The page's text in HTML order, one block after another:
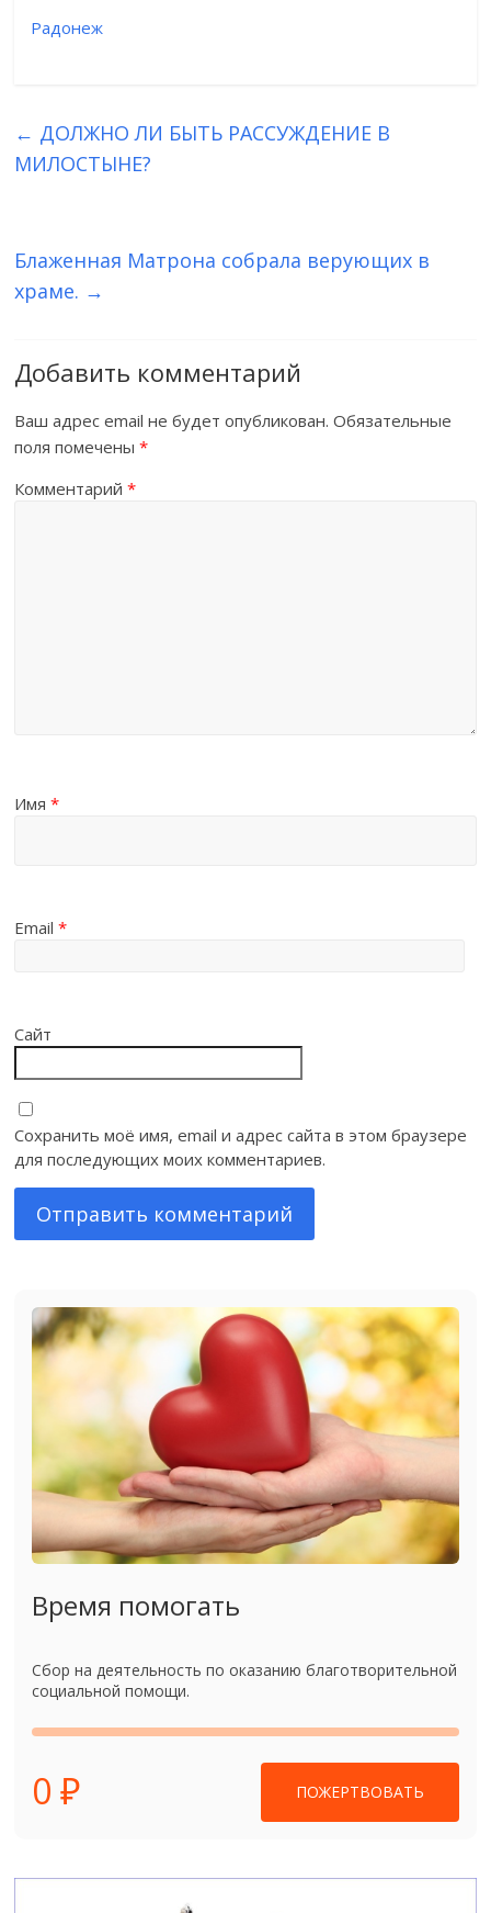
Радонеж
← ДОЛЖНО ЛИ БЫТЬ РАССУЖДЕНИЕ В
МИЛОСТЫНЕ?
Блаженная Матрона собрала верующих в
храме. →
Добавить комментарий
Ваш адрес email не будет опубликован. Обязательные
поля помечены*
Комментарий*
Имя*
Email*
Сайт
Сохранить моё имя, email и адрес сайта в этом браузере
для последующих моих комментариев.
Время помогать
Сбор на деятельность по оказанию благотворительной
социальной помощи.
0 ₽ ПОЖЕРТВОВАТЬ